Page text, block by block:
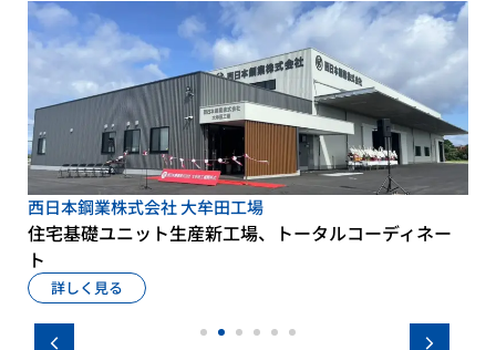
西日本鋼業株式会社 大牟田工場
住宅基礎ユニット生産新工場、トータルコーディネー
ト
詳しく見る